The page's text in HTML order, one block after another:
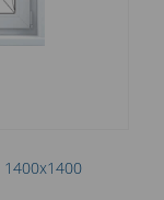
1400x1400